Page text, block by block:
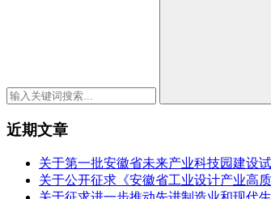
近期文章
关于第一批安徽省未来产业科技园建设
关于公开征求《安徽省工业设计产业高